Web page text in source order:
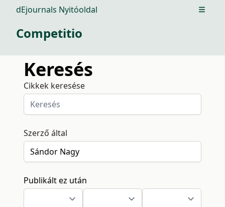
dEjournals Nyitóoldal Open
Competitio
Keresés
Cikkek keresése
Szerző által
Publikált ez után